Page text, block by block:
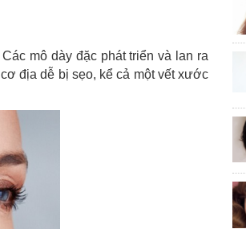
mô dày đặc phát triển và lan ra
địa dễ bị sẹo, kể cả một vết xước